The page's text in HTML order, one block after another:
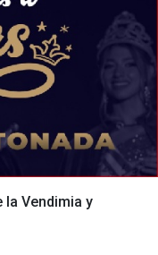
la Vendimia y